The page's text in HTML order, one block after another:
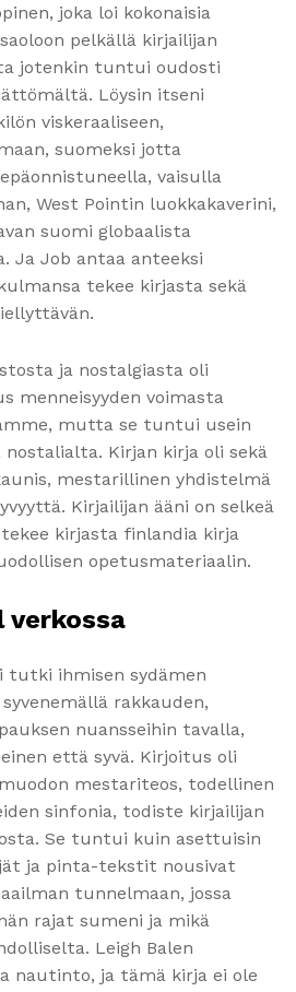
joka loi kokonaisia
pelkällä kirjailijan
jotenkin tuntui oudosti
Löysin itseni
viskeraaliseen,
suomeksi jotta
vaisulla
West Pointin luokkakaverini,
suomi globaalista
Ja Job antaa anteeksi
tekee kirjasta sekä
ja nostalgiasta oli
menneisyyden voimasta
mutta se tuntui usein
Kirjan kirja oli sekä
mestarillinen yhdistelmä
Kirjailijan ääni on selkeä
kirjasta finlandia kirja​
opetusmateriaalin.
verkossa
tutki ihmisen sydämen
rakkauden,
nuansseihin tavalla,
että syvä. Kirjoitus oli
mestariteos, todellinen
sinfonia, todiste kirjailijan
Se tuntui kuin asettuisin
ja pinta-tekstit nousivat
tunnelmaan, jossa
rajat sumeni ja mikä
Leigh Balen
nautinto, ja tämä kirja ei ole